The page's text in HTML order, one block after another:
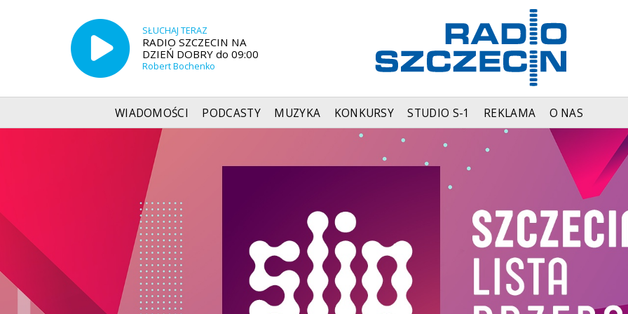
SŁUCHAJ TERAZ
RADIO SZCZECIN NA
DZIEŃ DOBRY do 09:00
Robert Bochenko
WIADOMOŚCI PODCASTY MUZYKA KONKURSY STUDIO S-1 REKLAMA O NAS